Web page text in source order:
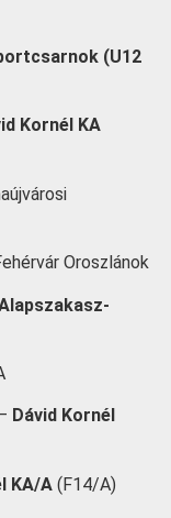
(U12
Kornél KA
Oroszlánok
Dávid Kornél
KA/A (F14/A)